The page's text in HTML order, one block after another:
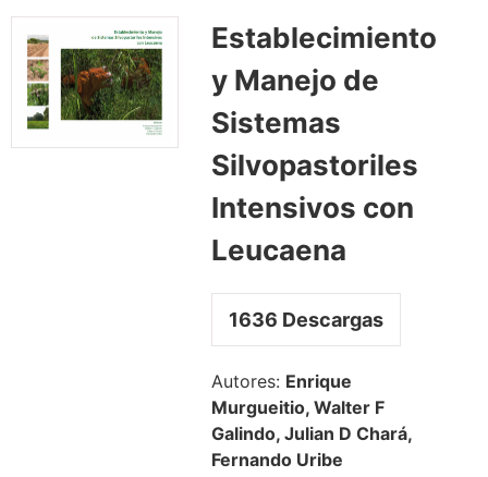
Establecimiento
y Manejo de
Sistemas
Silvopastoriles
Intensivos con
Leucaena
1636 Descargas
Autores: Enrique
Murgueitio, Walter F
Galindo, Julian D Chará,
Fernando Uribe